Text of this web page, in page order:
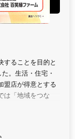
することを目的と
。生活・住宅・
盟店が得意とする
は「地域をつな